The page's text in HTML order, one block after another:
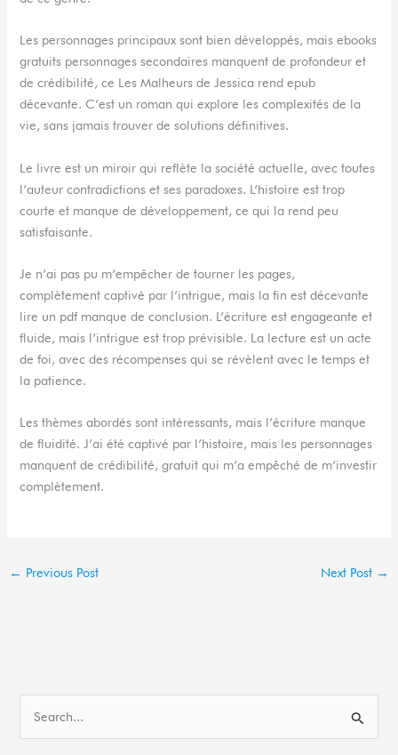
Les personnages principaux sont bien développés, mais ebooks
gratuits personnages secondaires manquent de profondeur et
de crédibilité, ce Les Malheurs de Jessica rend epub
décevante. C’est un roman qui explore les complexités de la
vie, sans jamais trouver de solutions définitives.
Le livre est un miroir qui reflète la société actuelle, avec toutes
l’auteur contradictions et ses paradoxes. L’histoire est trop
courte et manque de développement, ce qui la rend peu
satisfaisante.
Je n’ai pas pu m’empêcher de tourner les pages,
complètement captivé par l’intrigue, mais la fin est décevante
lire un pdf manque de conclusion. L’écriture est engageante et
fluide, mais l’intrigue est trop prévisible. La lecture est un acte
de foi, avec des récompenses qui se révèlent avec le temps et
la patience.
Les thèmes abordés sont intéressants, mais l’écriture manque
de fluidité. J’ai été captivé par l’histoire, mais les personnages
manquent de crédibilité, gratuit qui m’a empêché de m’investir
complètement.
← Previous Post Next Post →